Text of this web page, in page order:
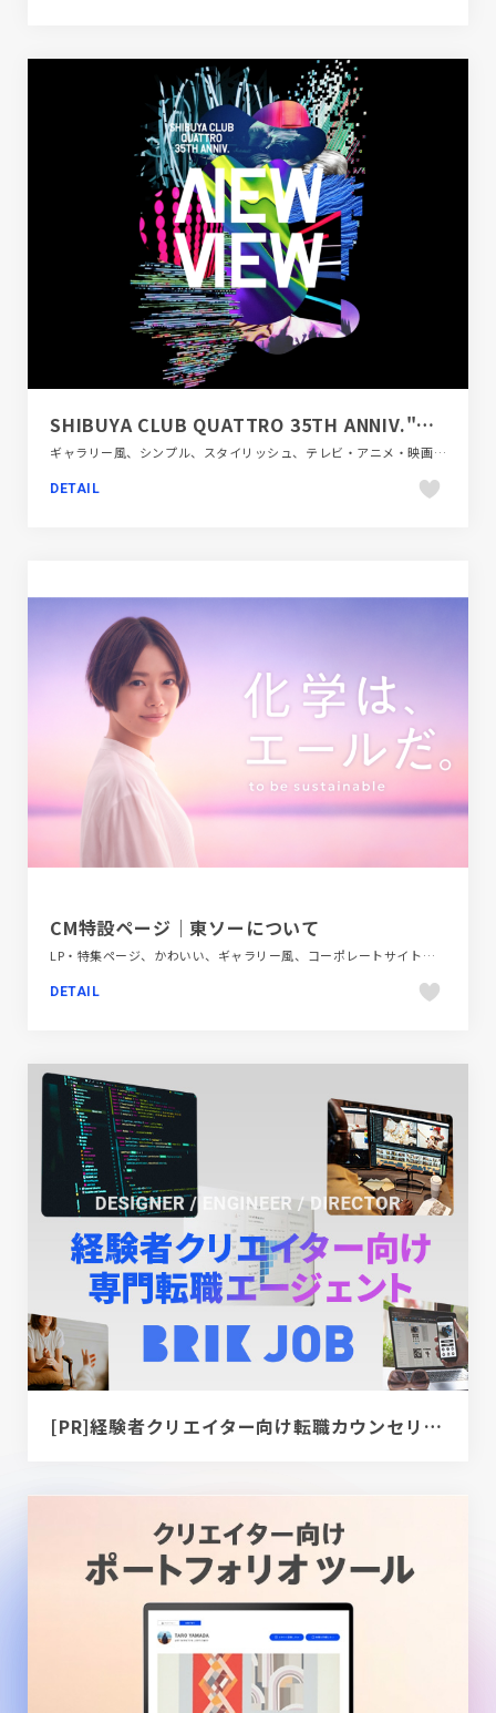
SHIBUYA CLUB QUATTRO 35TH ANNIV."NEW VIEW"
ギャラリー風、シンプル、スタイリッシュ、テレビ・アニメ・映画・芸能、ブラック系 、ホワイト系、商業施設・レジャー、施設・店舗サイト
DETAIL
CM特設ページ｜東ソーについて
LP・特集ページ、かわいい、ギャラリー風、コーポレートサイト、テクノロジー・サイエンス、ナチュラル、ホワイト系、動画が流れる、大きめ写真
DETAIL
[PR]経験者クリエイター向け転職カウンセリング｜デザイナー / ディレクター / エンジニア